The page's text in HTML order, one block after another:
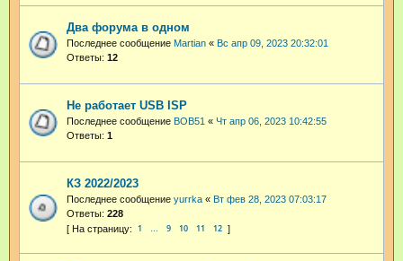
Два форума в одном
Последнее сообщение Martian « Вс апр 09, 2023 20:32:01
Ответы: 12
Не работает USB ISP
Последнее сообщение BOB51 « Чт апр 06, 2023 10:42:55
Ответы: 1
КЗ 2022/2023
Последнее сообщение yurrka « Вт фев 28, 2023 07:03:17
Ответы: 228
1 … 9 10 11 12